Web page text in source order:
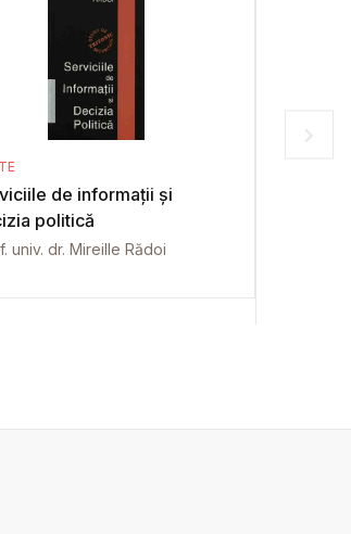
de informații și
politică
univ. dr. Mireille Rădoi